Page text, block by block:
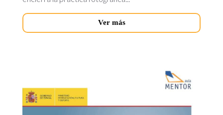
Ver más
restauracion-
objetos.jpg